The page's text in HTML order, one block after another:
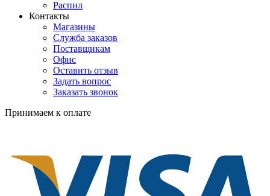
Распил
Контакты
Магазины
Служба заказов
Поставщикам
Офис
Оставить отзыв
Задать вопрос
Заказать звонок
Принимаем к оплате